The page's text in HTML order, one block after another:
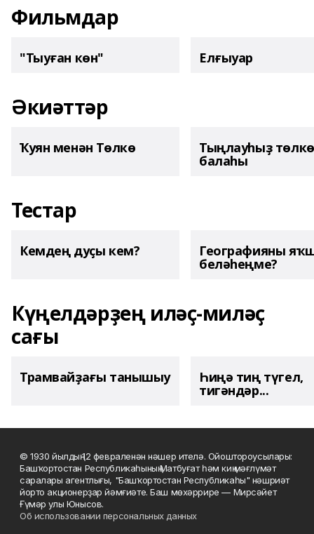
Фильмдар
"Тыуған көн" Елғыуар
Әкиәттәр
Ҡуян менән Төлкө Тыңлауһыҙ төлкө
балаһы
Тестар
Кемдең дуҫы кем? Географияны
беләһеңме?
Күңелдәрҙең иләҫ-миләҫ
сағы
Трамвайҙағы танышыу Һиңә тиң түгел,
тигәндәр...
© 1930 йылдың 12 февраленән нәшер ителә. Ойоштороусылары:
Башҡортостан Республикаһының Матбуғат һәм киң мәғлүмәт
саралары агентлығы, "Башҡортостан Республикаһы" нәшриәт
йорто акционерҙар йәмғиәте. Баш мөхәррире — Мирсәйет
Ғүмәр улы Юнысов.
Об использовании персональных данных